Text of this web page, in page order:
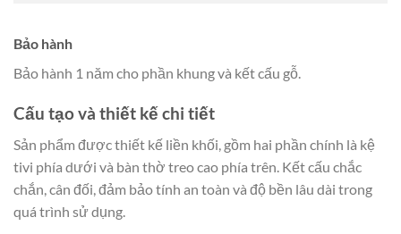
Bảo hành
Bảo hành 1 năm cho phần khung và kết cấu gỗ.
Cấu tạo và thiết kế chi tiết
Sản phẩm được thiết kế liền khối, gồm hai phần chính là kệ
tivi phía dưới và bàn thờ treo cao phía trên. Kết cấu chắc
chắn, cân đối, đảm bảo tính an toàn và độ bền lâu dài trong
quá trình sử dụng.